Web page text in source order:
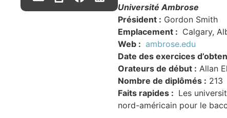
Université Ambrose
Président : Gordon Smith
Emplacement : Calgary,
Web : ambrose.edu
Date des exercices
Orateurs de début : Allan
Nombre de diplômés : 213
Faits rapides : Les
nord-américain pour le